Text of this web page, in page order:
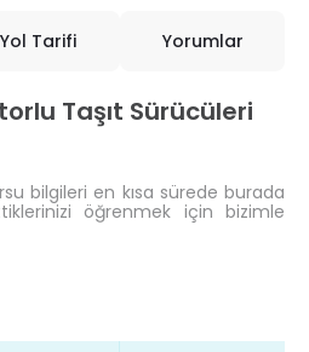
Yol Tarifi Yorumlar
Taşıt Sürücüleri
bilgileri en kısa sürede burada
öğrenmek için bizimle